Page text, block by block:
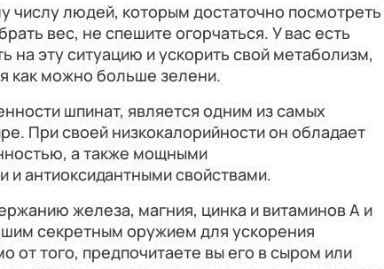
числу людей, которым достаточно посмотреть
вес, не спешите огорчаться. У вас есть
на эту ситуацию и ускорить свой метаболизм,
как можно больше зелени.
шпинат, является одним из самых
При своей низкокалорийности он обладает
а также мощными
и антиоксидантными свойствами.
железа, магния, цинка и витаминов А и
секретным оружием для ускорения
от того, предпочитаете вы его в сыром или